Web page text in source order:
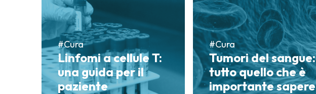
#Cura
Linfomi a cellule T:
una guida per il
paziente
#Cura
Tumori del sangue:
tutto quello che è
importante sapere